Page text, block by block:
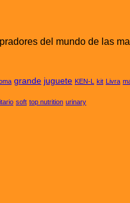
del mundo de las
grande juguete KEN-L kit Livra
soft top nutrition urinary